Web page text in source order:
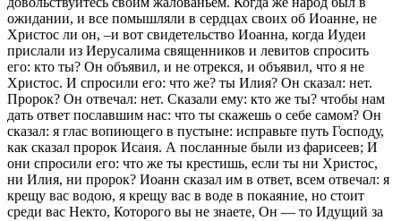
ожидании, и все помышляли в сердцах своих об Иоанне, не
Христос ли он, –и вот свидетельство Иоанна, когда Иудеи
прислали из Иерусалима священников и левитов спросить
его: кто ты? Он объявил, и не отрекся, и объявил, что я не
Христос. И спросили его: что же? ты Илия? Он сказал: нет.
Пророк? Он отвечал: нет. Сказали ему: кто же ты? чтобы нам
дать ответ пославшим нас: что ты скажешь о себе самом? Он
сказал: я глас вопиющего в пустыне: исправьте путь Господу,
как сказал пророк Исаия. А посланные были из фарисеев; И
они спросили его: что же ты крестишь, если ты ни Христос,
ни Илия, ни пророк? Иоанн сказал им в ответ, всем отвечал: я
крещу вас водою, я крещу вас в воде в покаяние, но стоит
среди вас Некто, Которого вы не знаете, Он — то Идущий за